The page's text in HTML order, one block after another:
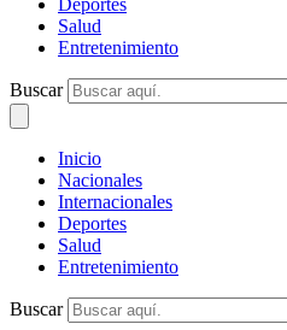
Deportes
Salud
Entretenimiento
Buscar
Inicio
Nacionales
Internacionales
Deportes
Salud
Entretenimiento
Buscar